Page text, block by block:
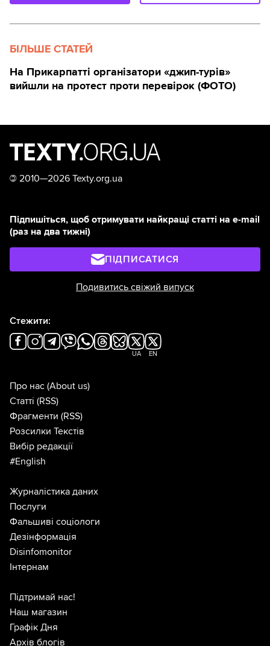
БІЛЬШЕ СТАТЕЙ
На Прикарпатті організатори «джип-турів»
вийшли на протест проти перевірок (ФОТО)
© 2010—2026 Texty.org.ua
Підпишіться, щоб отримувати найкращі статті на e-mail
(раз на два тижні)
ПІДПИСАТИСЯ
Подивитись свіжий випуск
Стежити:
UA EN
Про нас (About us)
Статті (RSS)
Фрагменти (RSS)
Розсилки Текстів
Вибір редакції
#English
Журналістика даних
Послуги
Фальшиві соціологи
Дезінформація
Disinfomonitor
Інтернам
Підтримай нас!
Наш магазин
Графік Дня
Архів блогів